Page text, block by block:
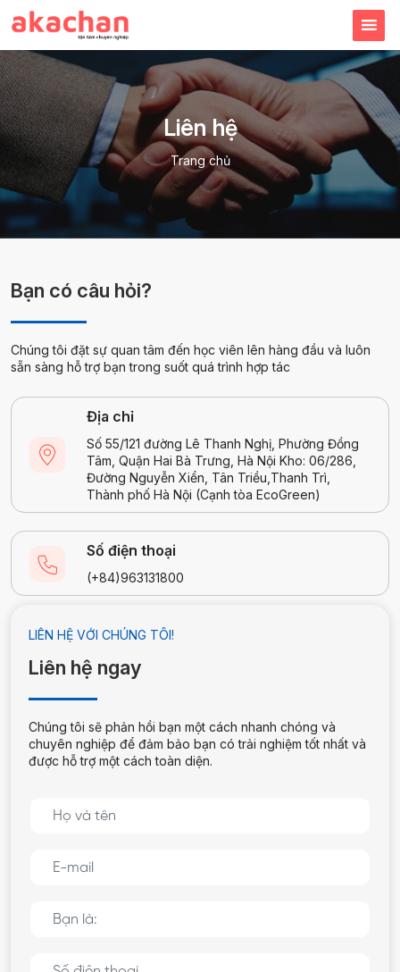
Liên hệ
Trang chủ
Bạn có câu hỏi?
Chúng tôi đặt sự quan tâm đến học viên lên hàng đầu và luôn
sẵn sàng hỗ trợ bạn trong suốt quá trình hợp tác
Địa chỉ
Số 55/121 đường Lê Thanh Nghị, Phường Đồng
Tâm, Quận Hai Bà Trưng, Hà Nội Kho: 06/286,
Đường Nguyễn Xiển, Tân Triều,Thanh Trì,
Thành phố Hà Nội (Cạnh tòa EcoGreen)
Số điện thoại
(+84)963131800
Thời gian hoạt động
Thứ 2 - Thứ 7: 08:30 - 17:30
LIÊN HỆ VỚI CHÚNG TÔI!
Liên hệ ngay
Chúng tôi sẽ phản hồi bạn một cách nhanh chóng và
chuyên nghiệp để đảm bảo bạn có trải nghiệm tốt nhất và
được hỗ trợ một cách toàn diện.